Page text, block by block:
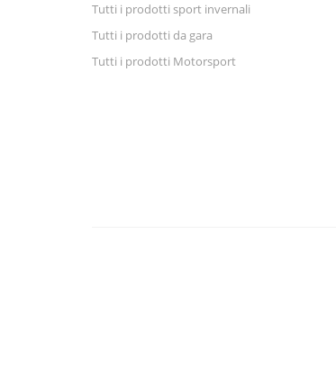
Tutti i prodotti sport invernali
Tutti i prodotti da gara
Tutti i prodotti Motorsport